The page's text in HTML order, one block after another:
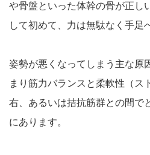
や骨盤といった体幹の骨が正し
して初めて、力は無駄なく手足
姿勢が悪くなってしまう主な原
まり筋力バランスと柔軟性（ス
右、あるいは拮抗筋群との間で
にあります。